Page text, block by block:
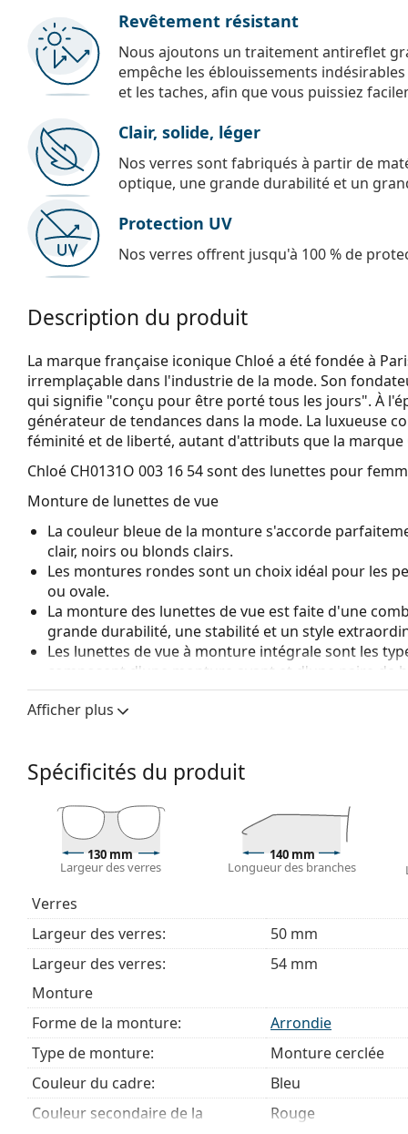
Revêtement résistant
Nous ajoutons un traitement antireflet
empêche les éblouissements
et les taches, afin que vous puissiez
Clair, solide, léger
Nos verres sont fabriqués à partir de
optique, une grande durabilité et un
Protection UV
Nos verres offrent jusqu'à 100 % de
Description du produit
La marque française iconique Chloé a été fondée à
irremplaçable dans l'industrie de la mode. Son
qui signifie "conçu pour être porté tous les jours". À
générateur de tendances dans la mode. La luxueuse
féminité et de liberté, autant d'attributs que la
Chloé CH0131O 003 16 54sont des lunettes pour
Monture de lunettes de vue
La couleur bleue de la monture s'accorde
clair, noirs ou blonds clairs.
Les montures rondes sont un choix idéal pour les
ou ovale.
La monture des lunettes de vue est faite d'une
grande durabilité, une stabilité et un style
Les lunettes de vue à monture intégrale sont les
composent d'une monture avant et d'une paire de
votre style grâce à leur design remarquable. L'un
fait qu'elles enferment entièrement le verre, et
Accessoires
Nous livrons les lunettes dans leur étui d'origine.
Le chiffon fourni est idéal pour le nettoyage et
livrés avec un sac en tissu au lieu d'un chiffon.
Explorez la gamme complète delunettes de vue pour
des lunettes
si vous avez besoin d'aide pour choisir.
Ceci est un dispositif médical. Lisez le mode d'emploi
Afficher plus
Spécificités du produit
130 mm
Largeur des verres
140 mm
Longueur des branches
Verres
Largeur des verres:
50 mm
Largeur des verres:
54 mm
Monture
Forme de la monture:
Arrondie
Type de monture:
Monture cerclée
Couleur du cadre:
Bleu
Couleur secondaire de la
Rouge